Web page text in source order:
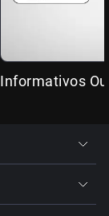
Informativos